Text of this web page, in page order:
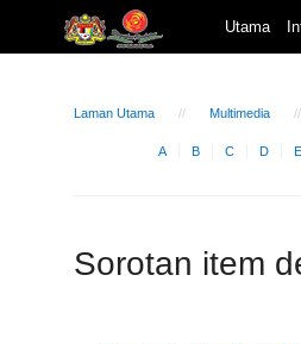
Utama
Laman Utama Multimedia
A B C D E
Sorotan item